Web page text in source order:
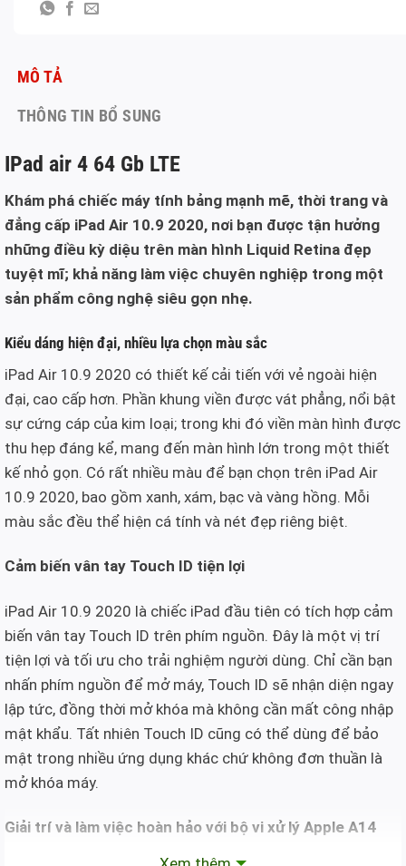
MÔ TẢ
THÔNG TIN BỔ SUNG
IPad air 4 64 Gb LTE
Khám phá chiếc máy tính bảng mạnh mẽ, thời trang và
đẳng cấp iPad Air 10.9 2020, nơi bạn được tận hưởng
những điều kỳ diệu trên màn hình Liquid Retina đẹp
tuyệt mĩ; khả năng làm việc chuyên nghiệp trong một
sản phẩm công nghệ siêu gọn nhẹ.
Kiểu dáng hiện đại, nhiều lựa chọn màu sắc
iPad Air 10.9 2020 có thiết kế cải tiến với vẻ ngoài hiện
đại, cao cấp hơn. Phần khung viền được vát phẳng, nổi bật
sự cứng cáp của kim loại; trong khi đó viền màn hình được
thu hẹp đáng kể, mang đến màn hình lớn trong một thiết
kế nhỏ gọn. Có rất nhiều màu để bạn chọn trên iPad Air
10.9 2020, bao gồm xanh, xám, bạc và vàng hồng. Mỗi
màu sắc đều thể hiện cá tính và nét đẹp riêng biệt.
Cảm biến vân tay Touch ID tiện lợi
iPad Air 10.9 2020 là chiếc iPad đầu tiên có tích hợp cảm
biến vân tay Touch ID trên phím nguồn. Đây là một vị trí
tiện lợi và tối ưu cho trải nghiệm người dùng. Chỉ cần bạn
nhấn phím nguồn để mở máy, Touch ID sẽ nhận diện ngay
lập tức, đồng thời mở khóa mà không cần mất công nhập
mật khẩu. Tất nhiên Touch ID cũng có thể dùng để bảo
mật trong nhiều ứng dụng khác chứ không đơn thuần là
mở khóa máy.
Giải trí và làm việc hoàn hảo với bộ vi xử lý Apple A14